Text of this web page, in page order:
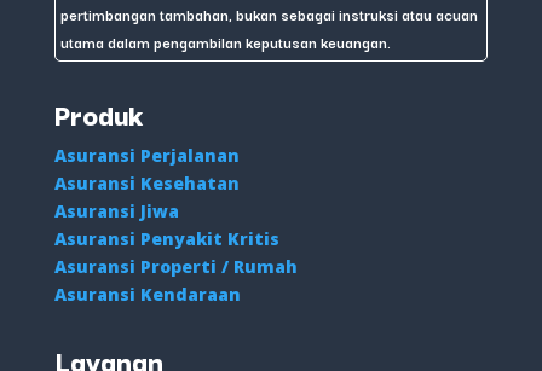
pertimbangan tambahan, bukan sebagai instruksi atau acuan
utama dalam pengambilan keputusan keuangan.
Produk
Asuransi Perjalanan
Asuransi Kesehatan
Asuransi Jiwa
Asuransi Penyakit Kritis
Asuransi Properti / Rumah
Asuransi Kendaraan
Layanan